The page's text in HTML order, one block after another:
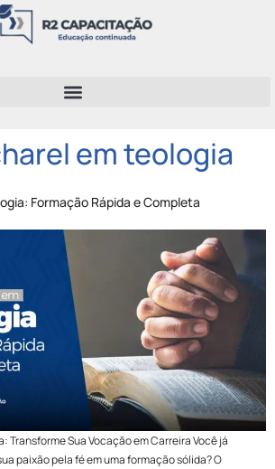
em teologia
Formação Rápida e Completa
Transforme Sua Vocação em Carreira Você já
paixão pela fé em uma formação sólida? O